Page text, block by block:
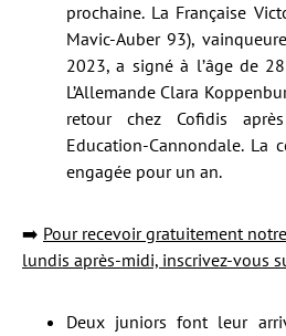
prochaine. La Française
Mavic-Auber 93),
2023, a signé à l’âge de
L’Allemande Clara
retour chez Cofidis
Education-Cannondale. La
engagée pour un an.
➡️ Pour recevoir gratuitement
lundis après-midi, inscrivez-vous
Deux juniors font leur